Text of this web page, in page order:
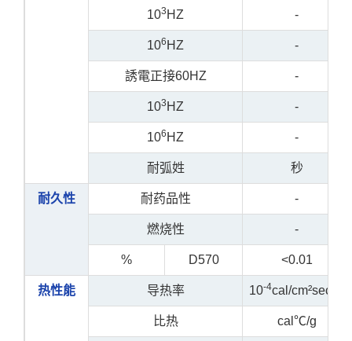
103 HZ -
106 HZ -
誘電正接60HZ -
103 HZ -
106 HZ -
耐弧姓 秒
耐久性 耐药品性 -
燃烧性 -
% D570 <0.01
热性能 导热率 10-4cal/cm²sec℃
比热 cal℃/g